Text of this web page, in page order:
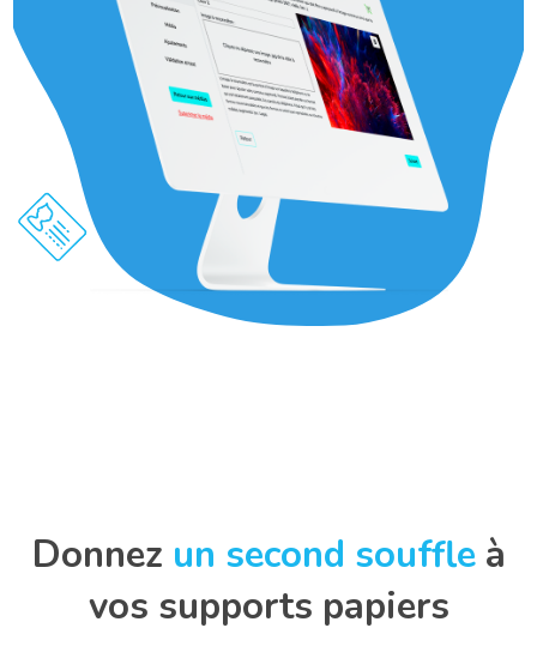
Donnez un second souffleà
vos supports papiers